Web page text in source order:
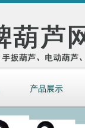
产品展示